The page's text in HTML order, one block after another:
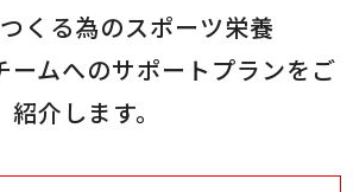
くる為のスポーツ栄養
ームへのサポートプランをご
紹介します。